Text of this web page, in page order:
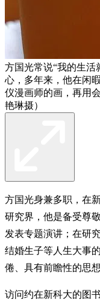
方国光常说“我的生活
心，多年来，他在闲
仪漫画师的画，再用
艳琳摄）
方国光身兼多职，在
研究界，他是备受尊
发表专题演讲；在研
结婚生子等人生大事
倦、具有前瞻性的思想
访问约在新科大的图